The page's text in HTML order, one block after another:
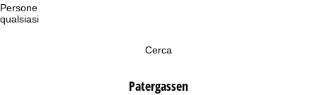
Persone
qualsiasi
Cerca
Patergassen